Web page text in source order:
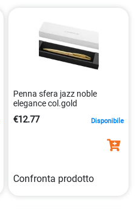
Penna sfera jazz noble
elegance col.gold
€12.77 Disponibile
Confronta prodotto